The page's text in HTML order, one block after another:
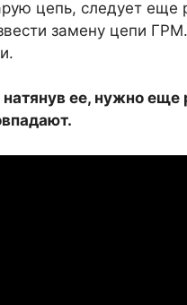
цепь, следует еще
замену цепи
ее, нужно еще